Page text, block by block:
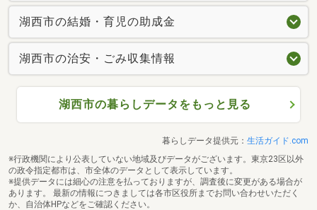
湖西市の結婚・育児の助成金
湖西市の治安・ごみ収集情報
湖西市の暮らしデータをもっと見る
暮らしデータ提供元： 生活ガイド.com
※行政機関により公表していない地域及びデータがございます。東京23区以外
の政令指定都市は、市全体のデータとして表示しています。
※提供データには細心の注意を払っておりますが、調査後に変更がある場合が
あります。 最新の情報につきましては各市区役所までお問い合わせいただく
か、自治体HPなどをご確認ください。